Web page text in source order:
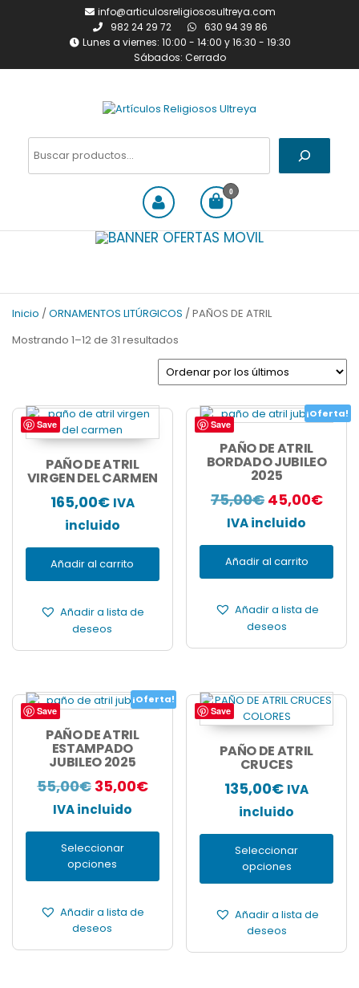
info@articulosreligiososultreya.com
982 24 29 72
630 94 39 86
Lunes a viernes: 10:00 - 14:00 y 16:30 - 19:30
Sábados: Cerrado
Artículos Religiosos Ultreya
venta de todo tipo de
Buscar
0
Inicio / ORNAMENTOS LITÚRGICOS / PAÑOS DE ATRIL
Mostrando 1–12 de 31 resultados
por
los
últimos
Save
PAÑO DE ATRIL
VIRGEN DEL CARMEN
165,00€ IVA
incluido
Añadir al carrito
Añadir a lista de
deseos
Save
¡Oferta!
PAÑO DE ATRIL
BORDADO JUBILEO
2025
75,00€ El
precio
original
era:
45,00€El
IVA incluido
Añadir al carrito
Añadir a lista de
deseos
Save
¡Oferta!
PAÑO DE ATRIL
ESTAMPADO
JUBILEO 2025
55,00€ El
precio
original
era:
35,00€El
actual
35,00€.
IVA incluido
Seleccionar
opciones
Este
producto
múltiples
variantes.
Las
opciones
pueden
páginaAñadir a lista de
deseos
Save
PAÑO DE ATRIL
CRUCES
135,00€ IVA
incluido
Seleccionar
opciones
Este
producto
tiene
múltiples
opciones
página Añadir a lista de
deseos